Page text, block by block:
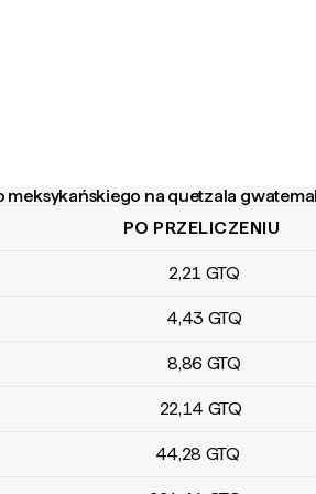
meksykańskiego na quetzala
na quetzala
PO PRZELICZENIU
2,21 GTQ
4,43 GTQ
8,86 GTQ
22,14 GTQ
44,28 GTQ